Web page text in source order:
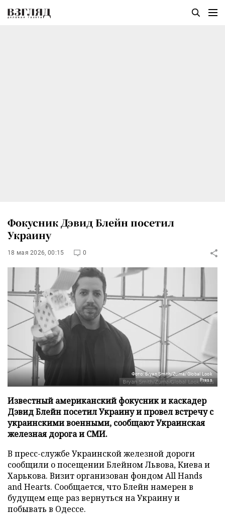
Фокусник Дэвид Блейн посетил
Украину
18 мая 2026, 00:15 0
Фото: Bryan Smith/Zuma/Global Look
Press
Известный американский фокусник и каскадер
Дэвид Блейн посетил Украину и провел встречу с
украинскими военными, сообщают Украинская
железная дорога и СМИ.
В пресс-службе Украинской железной дороги
сообщили о посещении Блейном Львова, Киева и
Харькова. Визит организован фондом All Hands
and Hearts. Сообщается, что Блейн намерен в
будущем еще раз вернуться на Украину и
побывать в Одессе.